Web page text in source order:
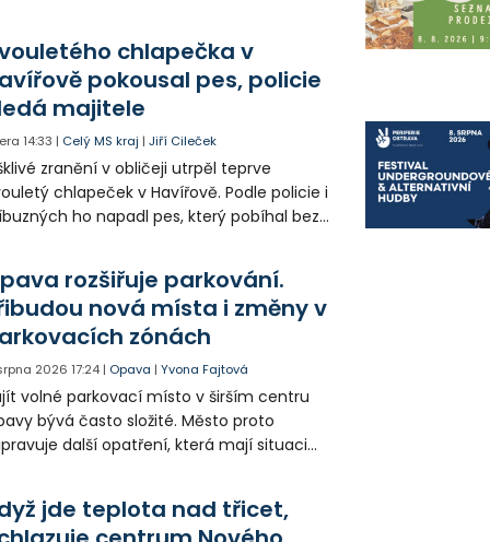
chlapečka v
pokousal pes, policie
majitele
14:33 | Celý MS kraj |Jiří Cileček
zranění v obličeji utrpěl teprve
chlapeček v Havířově. Podle policie i
ho napadl pes, který pobíhal bez
psa hledá.
rozšiřuje parkování.
nová místa i změny v
zónách
2026 17:24 | Opava |Yvona Fajtová
volné parkovací místo v širším centru
bývá často složité. Město proto
další opatření, která mají situaci
řidiče v parkovacích zónách.
jde teplota nad třicet,